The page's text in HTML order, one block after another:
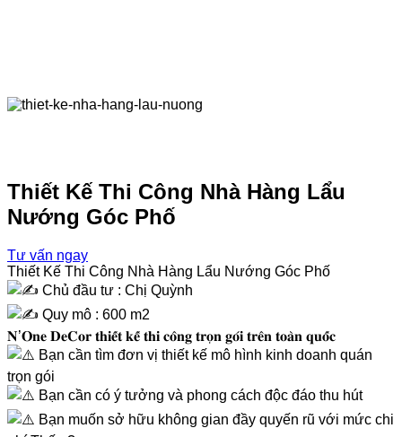
Thiết Kế Thi Công Nhà Hàng Lẩu
Nướng Góc Phố
Tư vấn ngay
Thiết Kế Thi Công Nhà Hàng Lẩu Nướng Góc Phố
Chủ đầu tư : Chị Quỳnh
Quy mô : 600 m2
𝐍’𝐎𝐧𝐞 𝐃𝐞𝐂𝐨𝐫 𝐭𝐡𝐢𝐞̂́𝐭 𝐤𝐞̂́ 𝐭𝐡𝐢 𝐜𝐨̂𝐧𝐠 𝐭𝐫𝐨̣𝐧 𝐠𝐨́𝐢 𝐭𝐫𝐞̂𝐧 𝐭𝐨𝐚̀𝐧 𝐪𝐮𝐨̂́𝐜
Bạn cần tìm đơn vị thiết kế mô hình kinh doanh quán
trọn gói
Bạn cần có ý tưởng và phong cách độc đáo thu hút
Bạn muốn sở hữu không gian đầy quyến rũ với mức chi